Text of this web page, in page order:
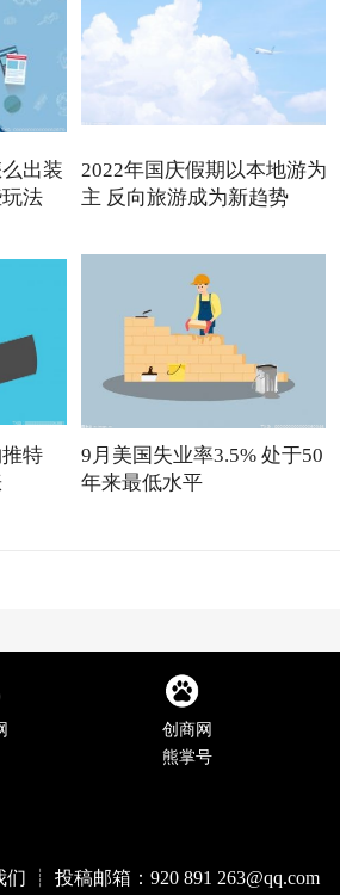
出装
法
2022年国庆假期以本地游为
主 反向旅游成为新趋势
特
9月美国失业率3.5% 处于50
年来最低水平
创商网
熊掌号
┊ 投稿邮箱：920 891 263@qq.com